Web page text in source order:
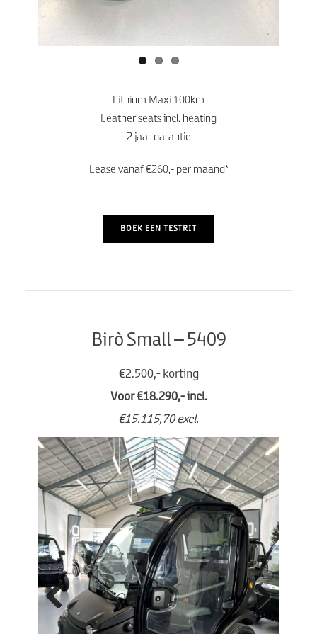
Lithium Maxi 100km
Leather seats incl. heating
2 jaar garantie
Lease vanaf €260,- per maand*
BOEK EEN TESTRIT
Birò Small – 5409
€2.500,- korting
Voor €18.290,- incl.
€15.115,70 excl.
Previo
Next